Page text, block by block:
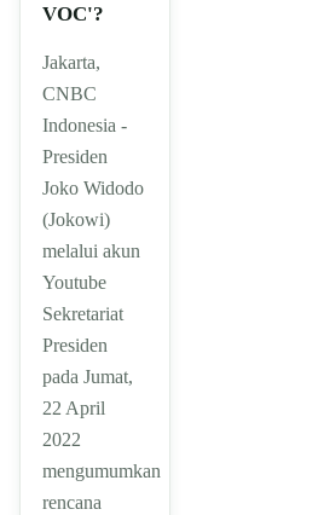
VOC'?
Jakarta,
CNBC
Indonesia -
Presiden
Joko Widodo
(Jokowi)
melalui akun
Youtube
Sekretariat
Presiden
pada Jumat,
22 April
2022
mengumumkan
rencana